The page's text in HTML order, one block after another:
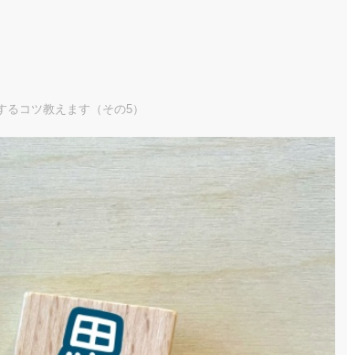
コツ教えます（その5）